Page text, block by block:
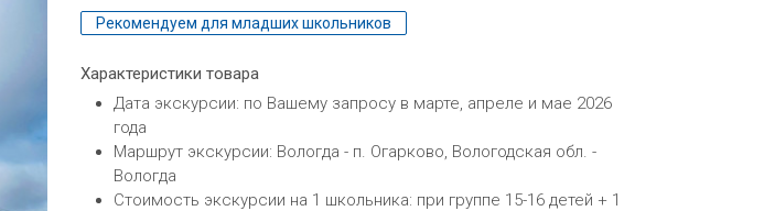
Рекомендуем для младших школьников
Характеристики товара
Дата экскурсии: по Вашему запросу в марте, апреле и мае 2026
года
Маршрут экскурсии: Вологда - п. Огарково, Вологодская обл. -
Вологда
Стоимость экскурсии на 1 школьника: при группе 15-16 детей + 1